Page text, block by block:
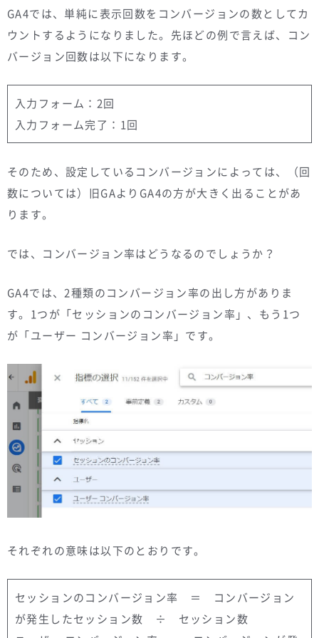
GA4では、単純に表示回数をコンバージョンの数としてカ
ウントするようになりました。先ほどの例で言えば、コン
バージョン回数は以下になります。
入力フォーム：2回
入力フォーム完了：1回
そのため、設定しているコンバージョンによっては、（回
数については）旧GAよりGA4の方が大きく出ることがあ
ります。
では、コンバージョン率はどうなるのでしょうか？
GA4では、2種類のコンバージョン率の出し方がありま
す。1つが「セッションのコンバージョン率」、もう1つ
が「ユーザー コンバージョン率」です。
それぞれの意味は以下のとおりです。
セッションのコンバージョン率 ＝ コンバージョン
が発生したセッション数 ÷ セッション数